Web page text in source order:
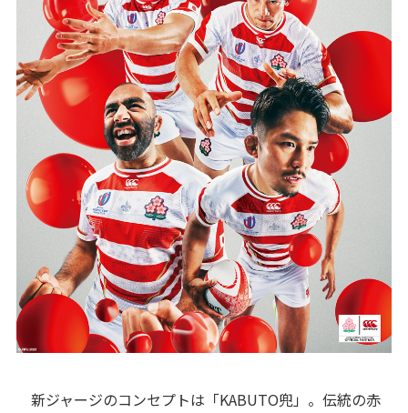
新ジャージのコンセプトは「KABUTO兜」。伝統の赤